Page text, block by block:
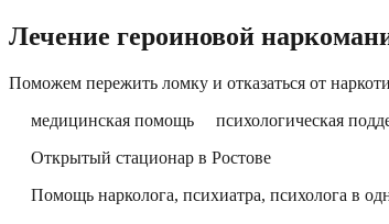
Лечение героиновой
Поможем пережить ломку и отказаться от
медицинская помощь
психологическая
Открытый стационар в Ростове
Помощь нарколога, психиатра, психолога в